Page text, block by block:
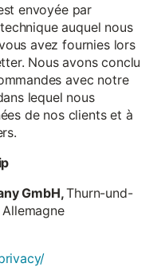
envoyée par
auquel nous
avez fournies lors
Nous avons conclu
avec notre
lequel nous
de nos clients et à
GmbH,Thurn-und-